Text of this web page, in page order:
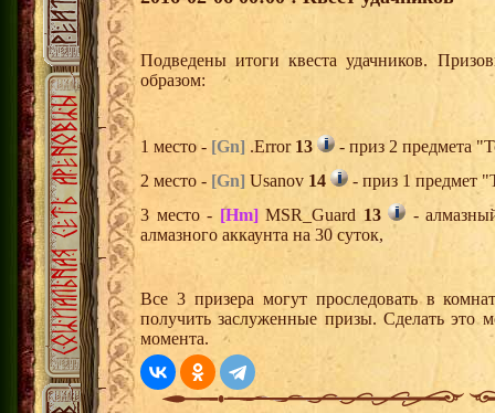
Подведены итоги квеста удачников.
образом:
1 место - [Gn] .Error 13
- приз 2 предмета
2 место - [Gn] Usanov 14
- приз 1 предмет
3 место - [Hm]MSR_Guard 13
-
алмазного аккаунта на 30 суток,
Все 3 призера могут проследовать в
получить заслуженные призы. Сделать это
момента.